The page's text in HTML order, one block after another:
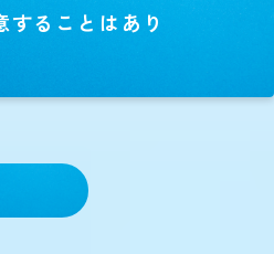
ることはあり